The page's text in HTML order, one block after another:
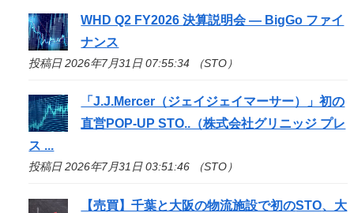
WHD Q2 FY2026 決算説明会 — BigGo ファイ
ナンス
投稿日 2026年7月31日 07:55:34 （STO）
「J.J.Mercer（ジェイジェイマーサー）」初の
直営POP-UPSTO..（株式会社グリニッジ プレ
ス ...
投稿日 2026年7月31日 03:51:46 （STO）
【売買】千葉と大阪の物流施設で初のSTO、大